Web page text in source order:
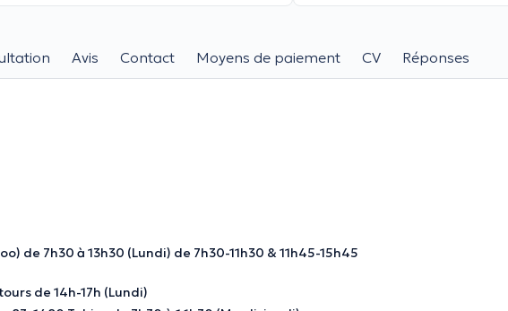
Avis Contact Moyens de paiement CV Réponses
de 7h30 à 13h30 (Lundi) de 7h30-11h30 & 11h45-15h45
de 14h-17h (Lundi)